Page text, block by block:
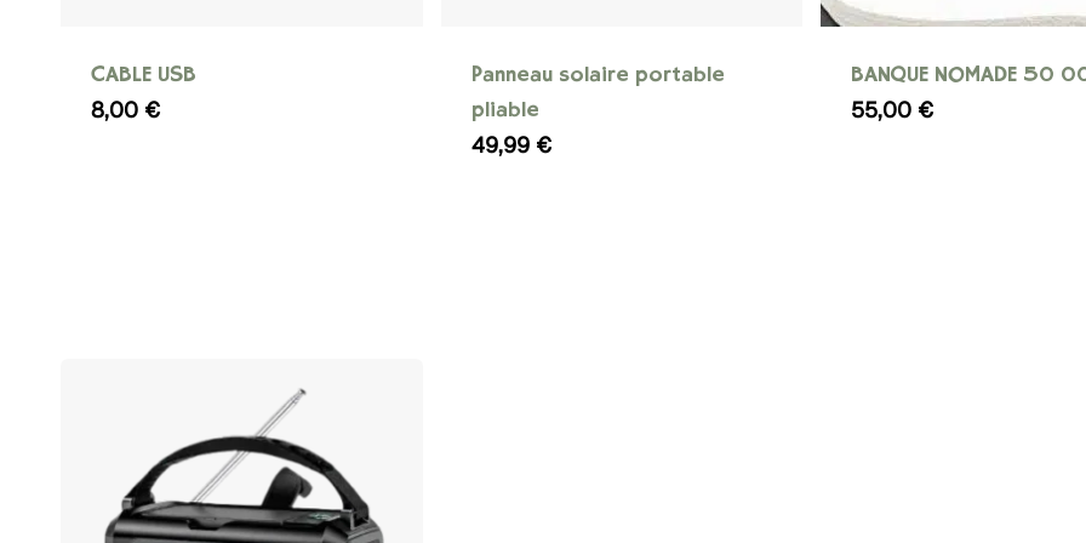
CABLE USB
8,00 €
Panneau solaire portable
pliable
49,99 €
BANQUE NOMADE 50
55,00 €